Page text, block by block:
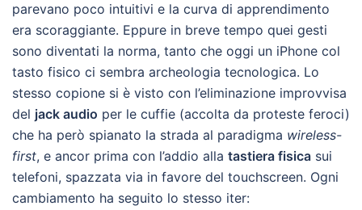
parevano poco intuitivi e la curva di apprendimento
era scoraggiante. Eppure in breve tempo quei gesti
sono diventati la norma, tanto che oggi un iPhone col
tasto fisico ci sembra archeologia tecnologica. Lo
stesso copione si è visto con l’eliminazione improvvisa
del jack audio per le cuffie (accolta da proteste feroci)
che ha però spianato la strada al paradigma wireless-
first, e ancor prima con l’addio alla tastiera fisica sui
telefoni, spazzata via in favore del touchscreen. Ogni
cambiamento ha seguito lo stesso iter: